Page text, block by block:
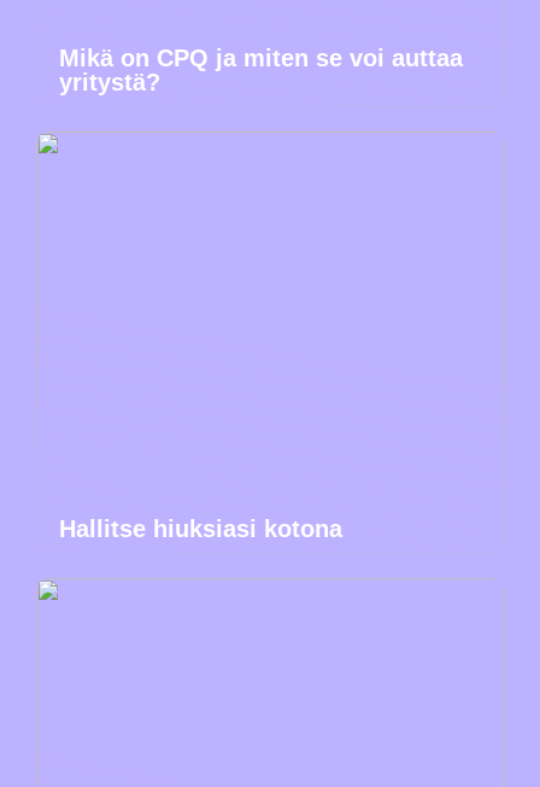
Mikä on CPQ ja miten se voi auttaa
yritystä?
Hallitse hiuksiasi kotona